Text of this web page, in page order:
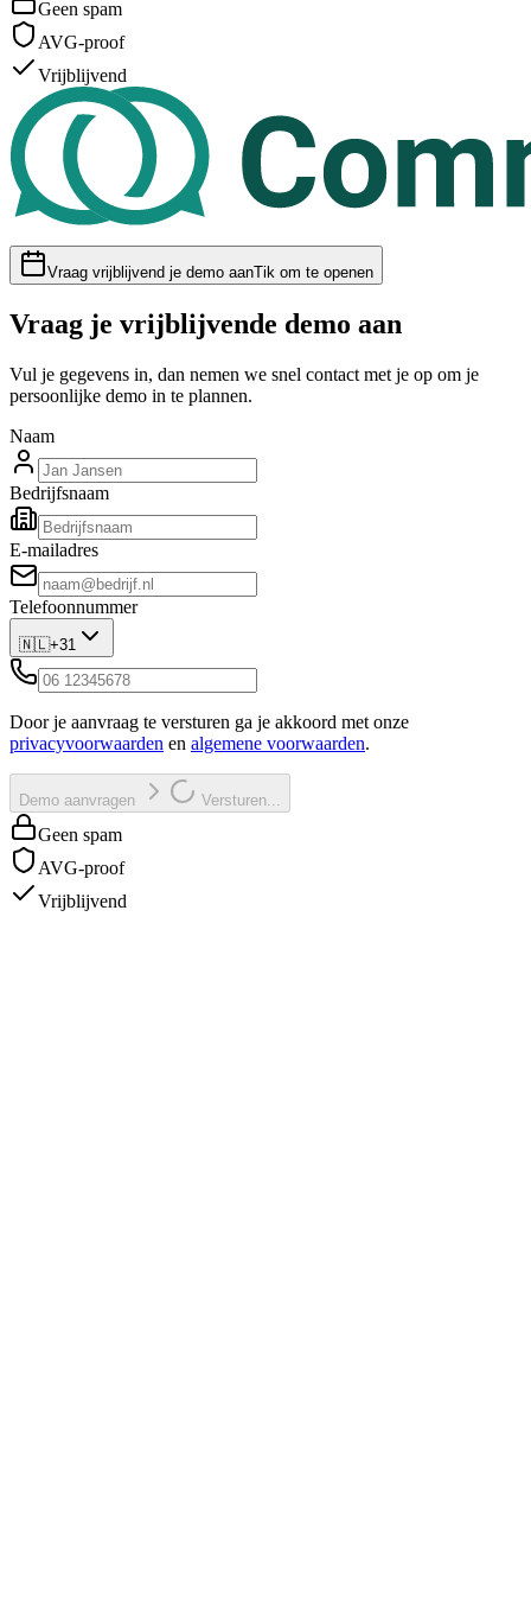
Geen spam
AVG-proof
Vrijblijvend
Vraag vrijblijvend je demo aanTik om te openen
Vraag je vrijblijvende demo aan
Vul je gegevens in, dan nemen we snel contact met je op om je
persoonlijke demo in te plannen.
Naam
Bedrijfsnaam
E-mailadres
Telefoonnummer
🇳🇱+31
Door je aanvraag te versturen ga je akkoord met onze
privacyvoorwaarden en algemene voorwaarden.
Demo aanvragen Versturen...
Geen spam
AVG-proof
Vrijblijvend